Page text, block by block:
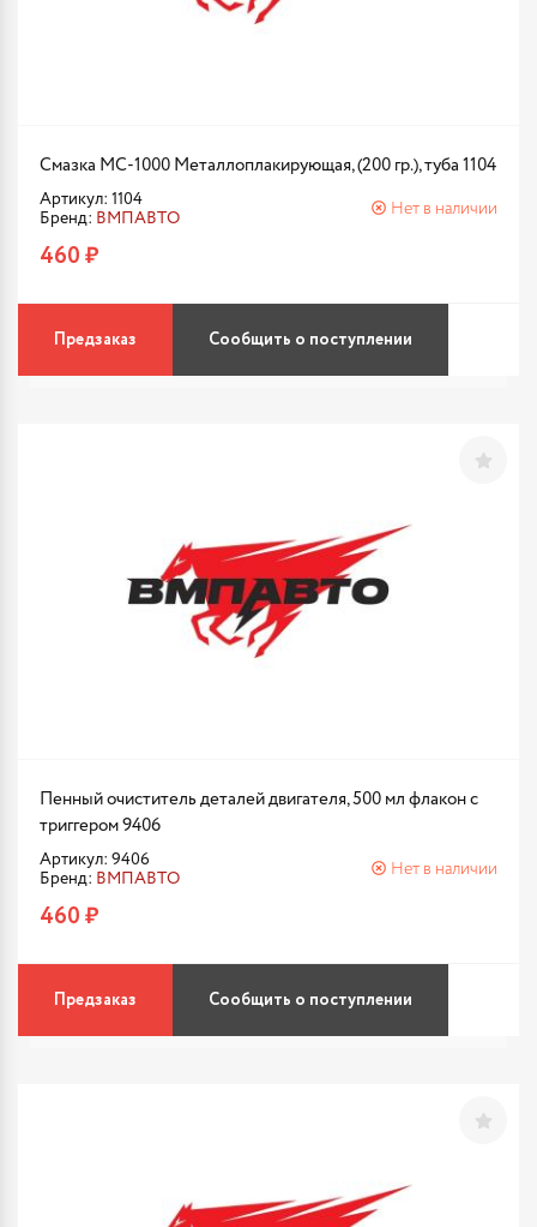
Смазка МС-1000 Металлоплакирующая, (200 гр.), туба 1104
Артикул: 1104
Бренд: ВМПАВТО
Нет в наличии
460 ₽
Предзаказ Сообщить о поступлении
Пенный очиститель деталей двигателя, 500 мл флакон с
триггером 9406
Артикул: 9406
Бренд: ВМПАВТО
Нет в наличии
460 ₽
Предзаказ Сообщить о поступлении